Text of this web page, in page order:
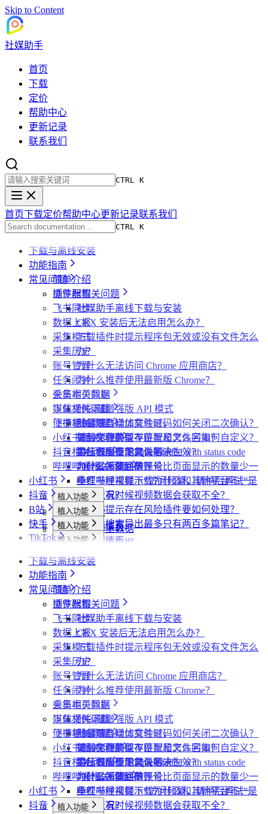
Skip to Content
社媒助手
首页
下载
定价
帮助中心
更新记录
联系我们
CTRL K
首页下载定价帮助中心更新记录联系我们
CTRL K
下载与离线安装
功能指南
简单介绍
插件配置
飞书同步
数据上报
采集模式
采集历史
账号管理
任务闹钟
采集本页数据
媒体文件下载
便捷复制数据
常见问题
浏览器相关问题
社媒助手离线下载与安装
CRX 安装后无法启用怎么办？
下载插件时提示程序包无效或没有文件怎么
办？
为什么无法访问 Chrome 应用商店？
为什么推荐使用最新版 Chrome？
会员相关问题
什么是增强版 API 模式
什么是自动加载验证码
如何免费获取 VIP
第三方收费下载说明
为什么不能注册账号
下载相关问题
批量下载媒体文件时，如何关闭二次确认？
下载文件的保存位置和文件名如何自定义？
为什么配置的文件名未生效？
飞书相关问题
提示字段类型不匹配是怎么回事？
提示权限不足怎么解决？
小红书相关问题
小红书出现“Request failed with status code
406“是怎么回事？
小红书经常提示“访问频繁，请稍后再试”是
什么情况？
小红书提示存在风险插件要如何处理？
为什么搜索导出最多只有两百多篇笔记？
抖音相关问题
为什么采集到的评论比页面显示的数量少一
些？
为什么有时候视频数据会获取不全？
哔哩哔哩相关问题
哔哩哔哩视频下载为什么和其他平台不一
样？
小红书
植入功能
专辑页
笔记详情页
搜索页
博主详情页
批量采集
采集博主数据
采集评论数据
采集笔记数据
其他功能
链接转换
抖音
植入功能
搜索页
达人详情页
视频详情页
批量采集
采集达人数据
采集视频数据
其他功能
链接转换
B站
植入功能
搜索页
UP主详情页
批量采集
采集评论数据
采集视频数据
其他功能
快手
植入功能
达人详情页
视频详情页
批量采集
采集评论数据
采集视频数据
其他功能
链接转换
TikTok
达人详情页
视频详情页
批量采集
采集达人数据
采集视频数据
采集评论数据
其他功能
短链解析
下载与离线安装
功能指南
简单介绍
插件配置
飞书同步
数据上报
采集模式
采集历史
账号管理
任务闹钟
采集本页数据
媒体文件下载
便捷复制数据
常见问题
浏览器相关问题
社媒助手离线下载与安装
CRX 安装后无法启用怎么办？
下载插件时提示程序包无效或没有文件怎么
办？
为什么无法访问 Chrome 应用商店？
为什么推荐使用最新版 Chrome？
会员相关问题
什么是增强版 API 模式
什么是自动加载验证码
如何免费获取 VIP
第三方收费下载说明
为什么不能注册账号
下载相关问题
批量下载媒体文件时，如何关闭二次确认？
下载文件的保存位置和文件名如何自定义？
为什么配置的文件名未生效？
飞书相关问题
提示字段类型不匹配是怎么回事？
提示权限不足怎么解决？
小红书相关问题
小红书出现“Request failed with status code
406“是怎么回事？
小红书经常提示“访问频繁，请稍后再试”是
什么情况？
抖音相关问题
为什么采集到的评论比页面显示的数量少一
些？
为什么有时候视频数据会获取不全？
哔哩哔哩相关问题
哔哩哔哩视频下载为什么和其他平台不一
样？
小红书
植入功能
抖音